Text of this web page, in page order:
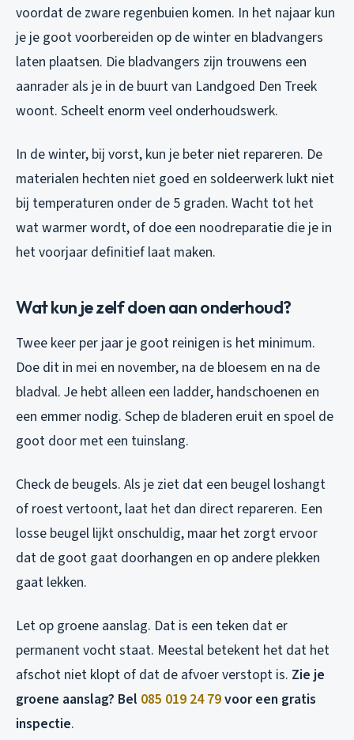
voordat de zware regenbuien komen. In het najaar kun
je je goot voorbereiden op de winter en bladvangers
laten plaatsen. Die bladvangers zijn trouwens een
aanrader als je in de buurt van Landgoed Den Treek
woont. Scheelt enorm veel onderhoudswerk.
In de winter, bij vorst, kun je beter niet repareren. De
materialen hechten niet goed en soldeerwerk lukt niet
bij temperaturen onder de 5 graden. Wacht tot het
wat warmer wordt, of doe een noodreparatie die je in
het voorjaar definitief laat maken.
Wat kun je zelf doen aan onderhoud?
Twee keer per jaar je goot reinigen is het minimum.
Doe dit in mei en november, na de bloesem en na de
bladval. Je hebt alleen een ladder, handschoenen en
een emmer nodig. Schep de bladeren eruit en spoel de
goot door met een tuinslang.
Check de beugels. Als je ziet dat een beugel loshangt
of roest vertoont, laat het dan direct repareren. Een
losse beugel lijkt onschuldig, maar het zorgt ervoor
dat de goot gaat doorhangen en op andere plekken
gaat lekken.
Let op groene aanslag. Dat is een teken dat er
permanent vocht staat. Meestal betekent het dat het
afschot niet klopt of dat de afvoer verstopt is. Zie je
groene aanslag? Bel 085 019 24 79voor een gratis
inspectie.